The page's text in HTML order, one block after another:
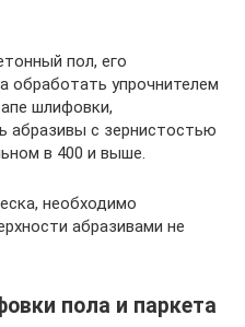
пол, его
обработать упрочнителем
шлифовки,
абразивы с зернистостью
в 400 и выше.
необходимо
абразивами не
пола и паркета